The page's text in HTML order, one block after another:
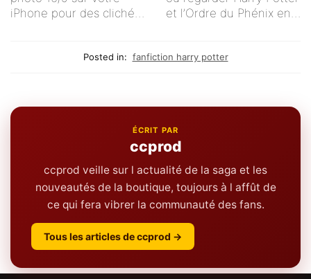
iPhone pour des clichés
et l’Ordre du Phénix en
Posted in: fanfiction harry potter
ÉCRIT PAR
ccprod
ccprod veille sur l actualité de la saga et les
nouveautés de la boutique, toujours à l affût de
ce qui fera vibrer la communauté des fans.
Tous les articles de ccprod →